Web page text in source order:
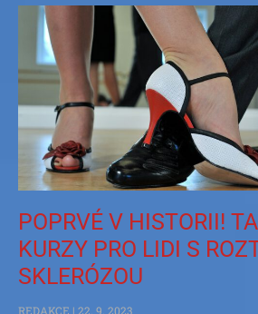
POPRVÉ V HISTORII!
KURZY PRO LIDI S
SKLERÓZOU
REDAKCE 22. 9. 2023